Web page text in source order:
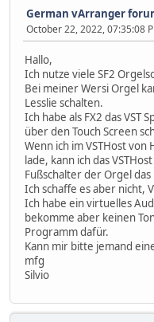
German vArranger
October 22, 2022, 07:35:08
Hallo,
Ich nutze viele SF2
Bei meiner Wersi Orgel
Lesslie schalten.
Ich habe als FX2 das VST
über den Touch Screen
Wenn ich im VSTHost von
lade, kann ich das
Fußschalter der Orgel
Ich schaffe es aber nicht,
Ich habe ein virtuelles
bekomme aber keinen
Programm dafür.
Kann mir bitte jemand
mfg
Silvio